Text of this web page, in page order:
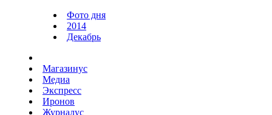
Фото дня
2014
Декабрь
Магазинус
Медиа
Экспресс
Иронов
Журналус